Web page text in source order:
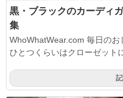
黒・ブラックのカーディ
集
WhoWhatWear.com 毎日の
ひとつくらいはクローゼット